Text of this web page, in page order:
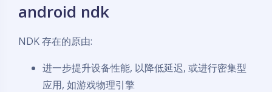
android ndk
NDK 存在的原由:
进一步提升设备性能, 以降低延迟, 或进行密集型
应用, 如游戏物理引擎